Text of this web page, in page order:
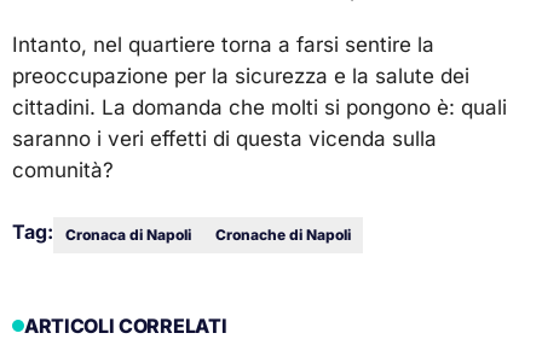
Intanto, nel quartiere torna a farsi sentire la
preoccupazione per la sicurezza e la salute dei
cittadini. La domanda che molti si pongono è: quali
saranno i veri effetti di questa vicenda sulla
comunità?
Tag: Cronaca di Napoli Cronache di Napoli
ARTICOLI CORRELATI